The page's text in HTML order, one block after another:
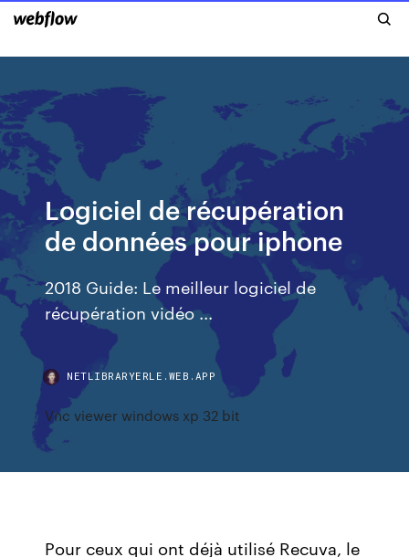
Logiciel de récupération
de données pour iphone
2018 Guide: Le meilleur logiciel de
récupération vidéo ...
NETLIBRARYERLE.WEB.APP
Vnc viewer windows xp 32 bit
Pour ceux qui ont déjà utilisé Recuva, le